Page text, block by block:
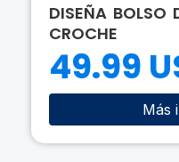
DISEÑA BOLSO
CROCHE
49.99
Más